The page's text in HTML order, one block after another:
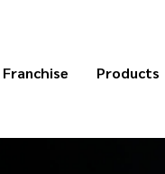
Franchise Products